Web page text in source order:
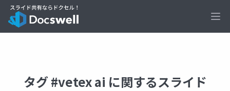
タグ #vetex ai に関するスライド